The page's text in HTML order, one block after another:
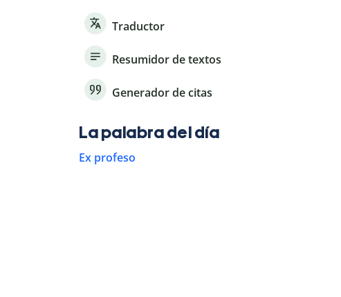
Traductor
Resumidor de textos
Generador de citas
La palabra del día
Ex profeso